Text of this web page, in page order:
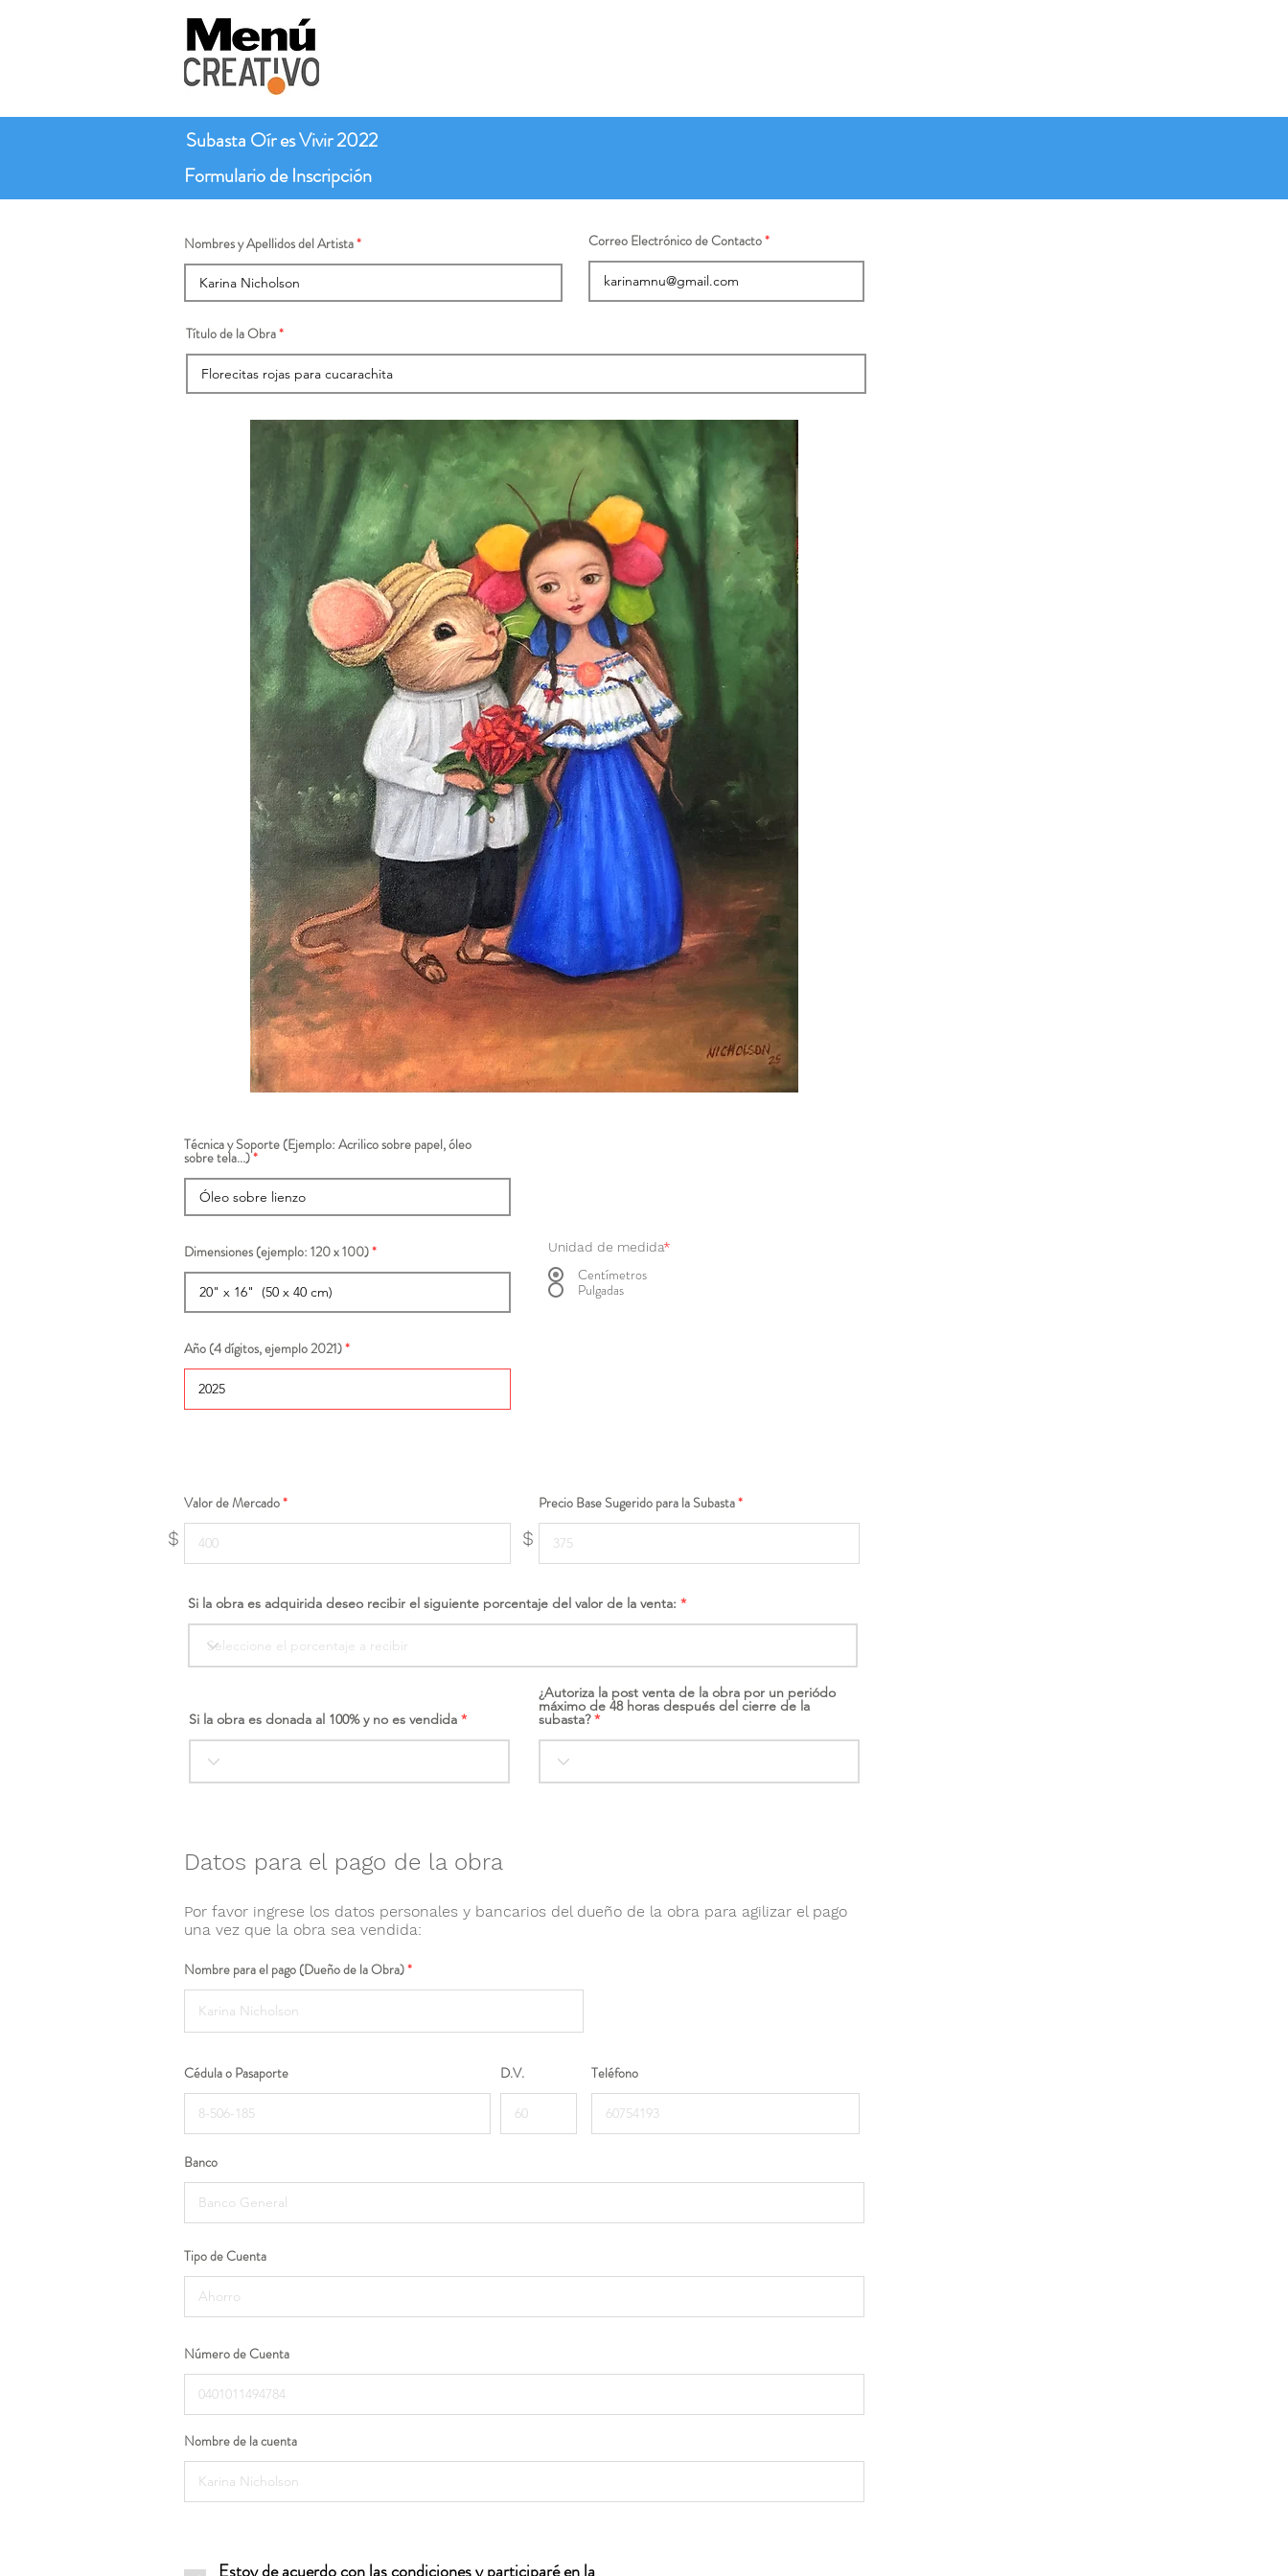
Subasta Oír es Vivir 2022
Formulario de Inscripción
Nombres y Apellidos del Artista Correo Electrónico de Contacto
Título de la Obra
Técnica y Soporte (Ejemplo: Acrilico sobre papel, óleo
sobre tela...)
Dimensiones (ejemplo: 120 x 100) Unidad de medida*
Centímetros
Pulgadas
Año (4 dígitos, ejemplo 2021)
$
Valor de Mercado
$
Precio Base Sugerido para la Subasta
Si la obra es adquirida deseo recibir el siguiente porcentaje del valor de la venta:
Si la obra es donada al 100% y no es vendida
¿Autoriza la post venta de la obra por un periódo
máximo de 48 horas después del cierre de la
subasta?
Datos para el pago de la obra
Por favor ingrese los datos personales y bancarios del dueño de la obra para agilizar el pago
una vez que la obra sea vendida:
Nombre para el pago (Dueño de la Obra)
Cédula o Pasaporte D.V. Teléfono
Banco
Tipo de Cuenta
Número de Cuenta
Nombre de la cuenta